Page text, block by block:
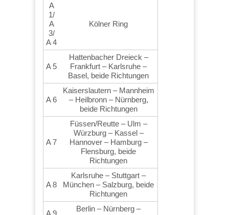
A
1/
A
3/
A 4
Kölner Ring
A 5
Hattenbacher Dreieck –
Frankfurt – Karlsruhe –
Basel, beide Richtungen
A 6
Kaiserslautern – Mannheim
– Heilbronn – Nürnberg,
beide Richtungen
A 7
Füssen/Reutte – Ulm –
Würzburg – Kassel –
Hannover – Hamburg –
Flensburg, beide
Richtungen
A 8
Karlsruhe – Stuttgart –
München – Salzburg, beide
Richtungen
A 9
Berlin – Nürnberg –